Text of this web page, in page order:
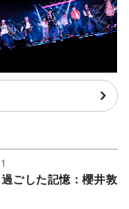
ごした記憶：櫻井敦